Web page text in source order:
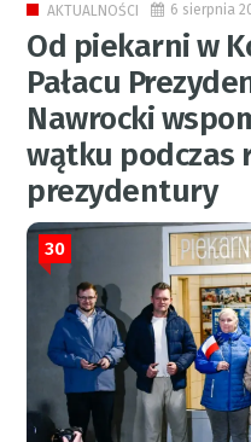
AKTUALNOŚCI 6 sierpnia
Od piekarni w
Pałacu
Nawrocki
wątku podczas
prezydentury
30